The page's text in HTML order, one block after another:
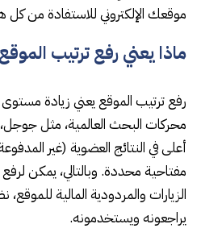
موقعك الإلكتروني للاستفادة من
ماذا يعني رفع ترتيب
رفع ترتيب الموقع يعني زيادة مستوى
محركات البحث العالمية، مثل
أعلى في النتائج العضوية (غير
مفتاحية محددة. وبالتالي، يمكن
الزيارات والمردودية المالية
يراجعونه ويستخدمونه.